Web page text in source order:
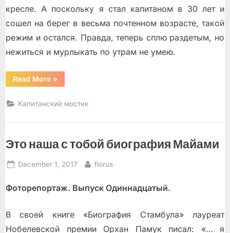
кресле. А поскольку я стал капитаном в 30 лет и
сошел на берег в весьма почтенном возрасте, такой
режим и остался. Правда, теперь сплю раздетым, но
нежиться и мурлыкать по утрам не умею.
Read More“Морские
сны”
»
Капитанский мостик
Это наша с тобой биография Майами
Posted
December 1, 2017 By
florus
Фоторепортаж. Выпуск Одиннадцатый.
В своей книге «Биография Стамбула» лауреат
Нобелевской премии Орхан Памук писал: «… я